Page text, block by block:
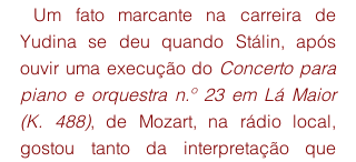
Um fato marcante na carreira de
Yudina se deu quando Stálin, após
ouvir uma execução do Concerto para
piano e orquestra n.º 23 em Lá Maior
(K. 488), de Mozart, na rádio local,
gostou tanto da interpretação que